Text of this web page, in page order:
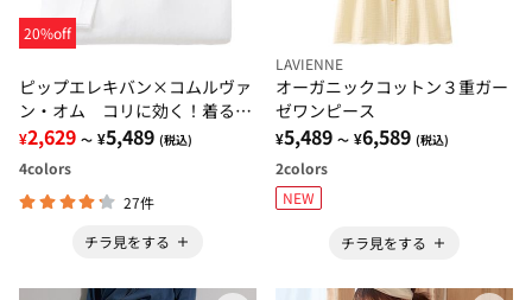
20%off
ピップエレキバン×コムルヴァ
ン・オム コリに効く！着るピ
ップエレキバン
¥2,629 ～ ¥5,489 (税込)
4colors
27件
チラ見をする
LAVIENNE
オーガニックコットン３重ガー
ゼワンピース
¥5,489 ～ ¥6,589 (税込)
2colors
NEW
チラ見をする